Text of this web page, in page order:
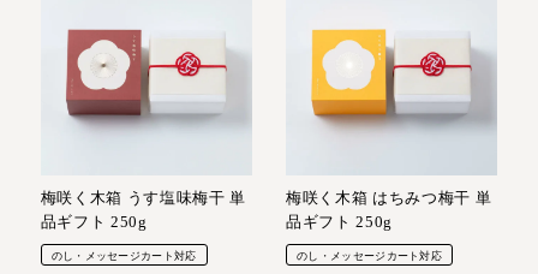
梅咲く木箱 うす塩味梅干 単
品ギフト 250g
のし・メッセージカート対応
梅咲く木箱 はちみつ梅干 単
品ギフト 250g
のし・メッセージカート対応